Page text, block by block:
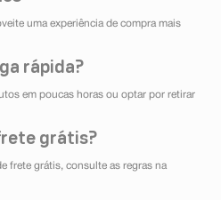
uma experiência de compra mais
rápida?
em poucas horas ou optar por retirar
grátis?
frete grátis, consulte as regras na